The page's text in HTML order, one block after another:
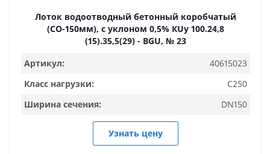
Лоток водоотводный бетонный коробчатый
(СО-150мм), с уклоном 0,5% КUу 100.24,8
(15).35,5(29) - BGU, № 23
Артикул:
40615023
Класс нагрузки:
C250
Ширина сечения:
DN150
Узнать цену